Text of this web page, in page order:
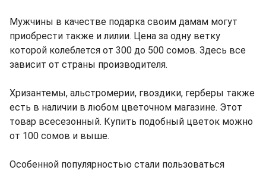
Мужчины в качестве подарка своим дамам могут
приобрести также и лилии. Цена за одну ветку
которой колеблется от 300 до 500 сомов. Здесь все
зависит от страны производителя.
Хризантемы, альстромерии, гвоздики, герберы также
есть в наличии в любом цветочном магазине. Этот
товар всесезонный. Купить подобный цветок можно
от 100 сомов и выше.
Особенной популярностью стали пользоваться